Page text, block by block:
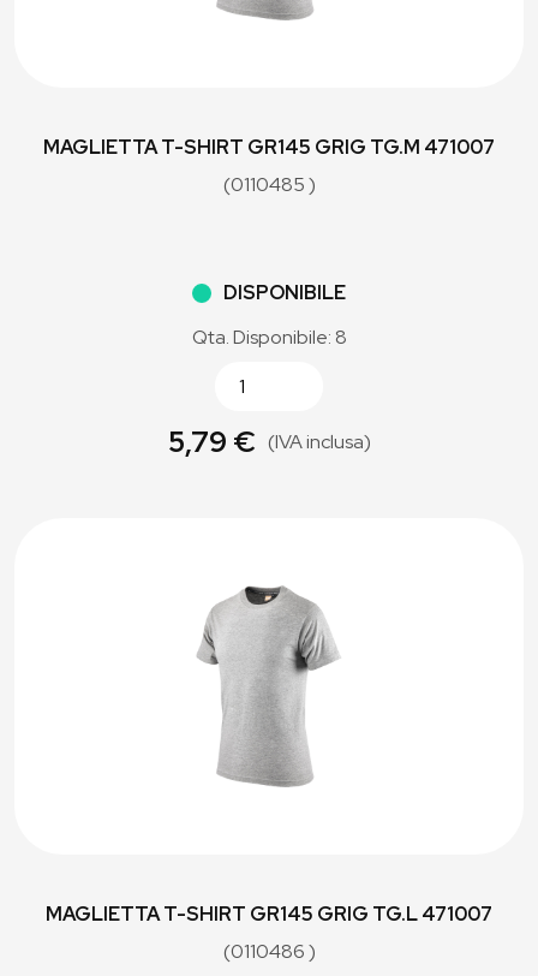
MAGLIETTA T-SHIRT GR145 GRIG TG.M 471007
(0110485 )
DISPONIBILE
Qta. Disponibile: 8
5,79 € (IVA inclusa)
MAGLIETTA T-SHIRT GR145 GRIG TG.L 471007
(0110486 )